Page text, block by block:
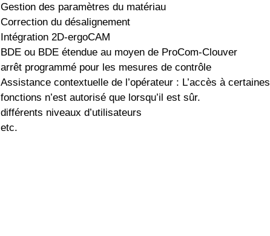
Gestion des paramètres du matériau
Correction du désalignement
Intégration 2D-ergoCAM
BDE ou BDE étendue au moyen de ProCom-Clouver
arrêt programmé pour les mesures de contrôle
Assistance contextuelle de l’opérateur : L’accès à certaines
fonctions n’est autorisé que lorsqu’il est sûr.
différents niveaux d’utilisateurs
etc.